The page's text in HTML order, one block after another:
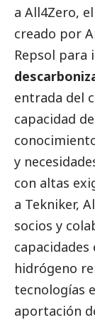
a All4Zero,
creado por
Repsol para
entrada del
capacidad
y
con altas
a Tekniker,
socios y
hidrógeno
tecnologías
aportación